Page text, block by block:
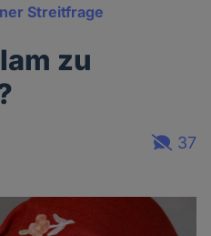
Streitfrage
zu
37